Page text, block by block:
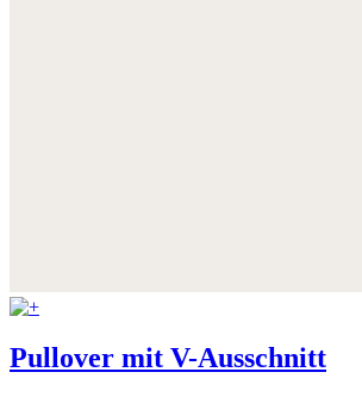
Pullover mit V-Ausschnitt